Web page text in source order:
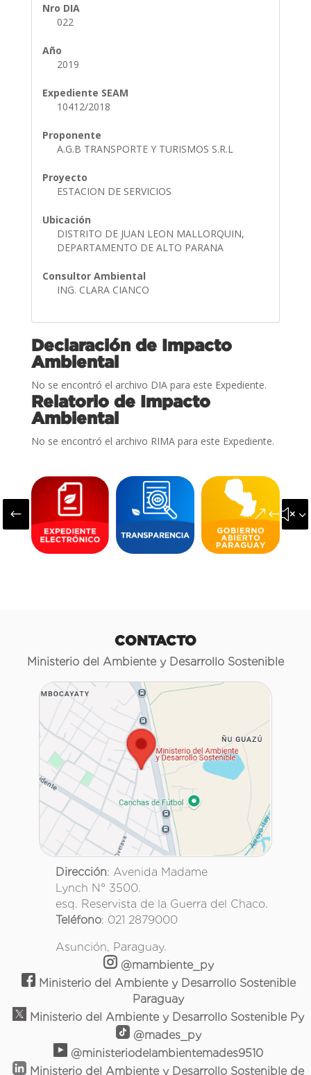
Nro DIA
022
Año
2019
Expediente SEAM
10412/2018
Proponente
A.G.B TRANSPORTE Y TURISMOS S.R.L
Proyecto
ESTACION DE SERVICIOS
Ubicación
DISTRITO DE JUAN LEON MALLORQUIN,
DEPARTAMENTO DE ALTO PARANA
Consultor Ambiental
ING. CLARA CIANCO
Declaración de Impacto
Ambiental
No se encontró el archivo DIA para este Expediente.
Relatorio de Impacto
Ambiental
No se encontró el archivo RIMA para este Expediente.
#
CONTACTO
Ministerio del Ambiente y Desarrollo Sostenible
Dirección: Avenida Madame
Lynch N° 3500.
esq. Reservista de la Guerra del Chaco.
Teléfono: 021 2879000
Asunción, Paraguay.
@mambiente_py
Ministerio del Ambiente y Desarrollo Sostenible
Paraguay
Ministerio del Ambiente y Desarrollo Sostenible Py
@mades_py
@ministeriodelambientemades9510
Ministerio del Ambiente y Desarrollo Sostenible de